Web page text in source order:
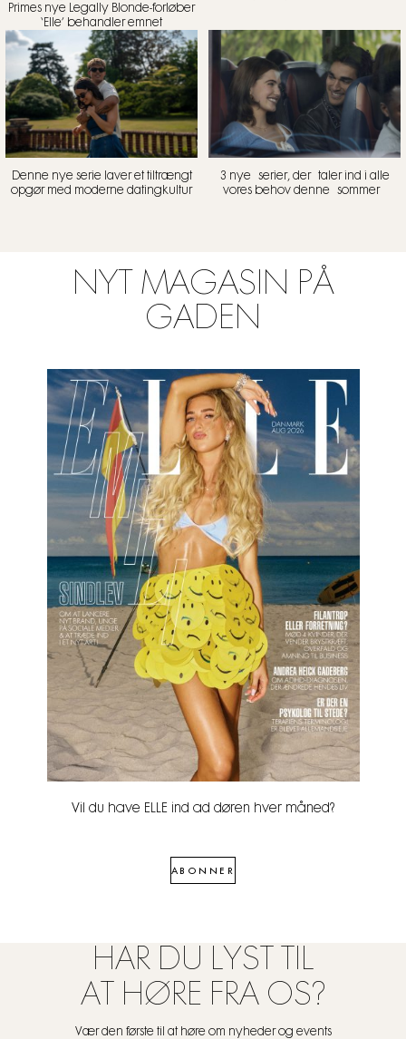
Primes nye Legally Blonde-forløber
‘Elle’ behandler emnet
Denne nye serie laver et tiltrængt
opgør med moderne datingkultur
3 nye serier, der taler ind i alle
vores behov denne sommer
NYT MAGASIN PÅ
GADEN
Vil du have ELLE ind ad døren hver måned?
ABONNER
HAR DU LYST TIL
AT HØRE FRA OS?
Vær den første til at høre om nyheder og events